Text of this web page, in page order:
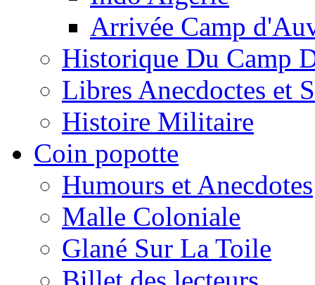
Arrivée Camp
Historique Du Camp
Libres Anecdoctes et
Histoire Militaire
Coin popotte
Humours et Anecdotes
Malle Coloniale
Glané Sur La Toile